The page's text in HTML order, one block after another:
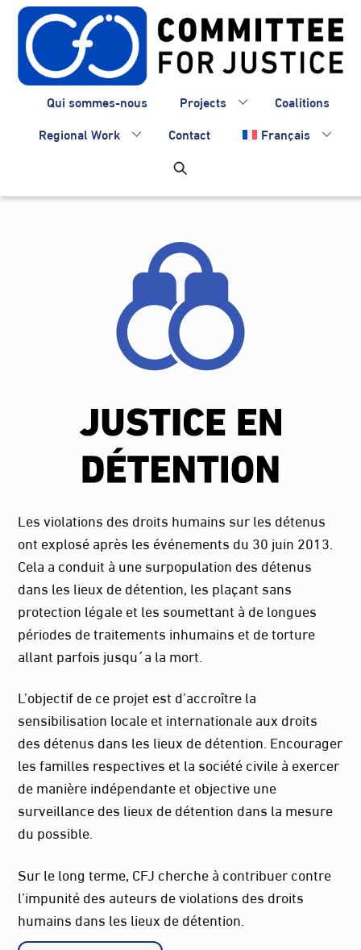
Skip
content
Qui sommes-nous Projects
Coalitions
Regional Work
Contact Français
Les violations des droits humains sur les détenus
ont explosé après les événements du 30 juin 2013.
Cela a conduit à une surpopulation des détenus
dans les lieux de détention, les plaçant sans
protection légale et les soumettant à de longues
périodes de traitements inhumains et de torture
allant parfois jusqu´a la mort.
L’objectif de ce projet est d’accroître la
sensibilisation locale et internationale aux droits
des détenus dans les lieux de détention. Encourager
les familles respectives et la société civile à exercer
de manière indépendante et objective une
surveillance des lieux de détention dans la mesure
du possible.
Sur le long terme, CFJ cherche à contribuer contre
l’impunité des auteurs de violations des droits
humains dans les lieux de détention.